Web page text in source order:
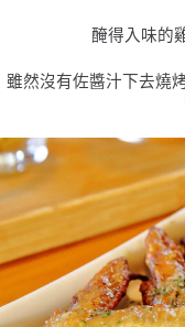
醃得入味的
雖然沒有佐醬汁下去燒